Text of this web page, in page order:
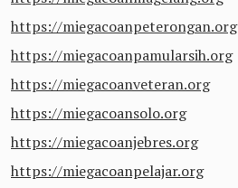
https://miegacoanpeterongan.org
https://miegacoanpamularsih.org
https://miegacoanveteran.org
https://miegacoansolo.org
https://miegacoanjebres.org
https://miegacoanpelajar.org